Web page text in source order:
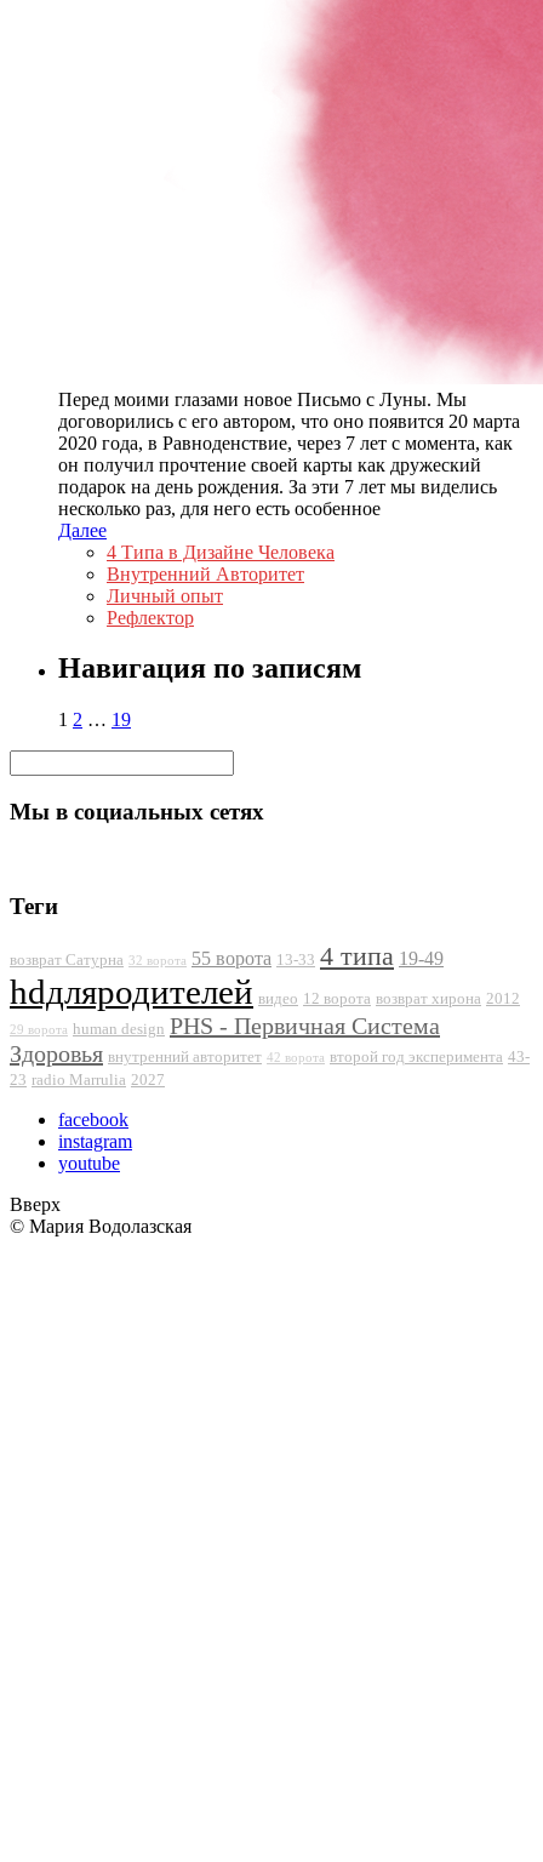
Перед моими глазами новое Письмо с Луны. Мы
договорились с его автором, что оно появится 20 марта
2020 года, в Равноденствие, через 7 лет с момента, как
он получил прочтение своей карты как дружеский
подарок на день рождения. За эти 7 лет мы виделись
несколько раз, для него есть особенное
Далее
4 Типа в Дизайне Человека
Внутренний Авторитет
Личный опыт
Рефлектор
Навигация по записям
1 2 … 19
Мы в социальных сетях
Теги
возврат Сатурна 32 ворота 55 ворота 13-33 4 типа 19-49
hdдляродителей видео 12 ворота возврат хирона 2012
29 ворота human design PHS - Первичная Система
Здоровья внутренний авторитет 42 ворота второй год эксперимента 43-
23 radio Marrulia 2027
facebook
instagram
youtube
Вверх
© Мария Водолазская